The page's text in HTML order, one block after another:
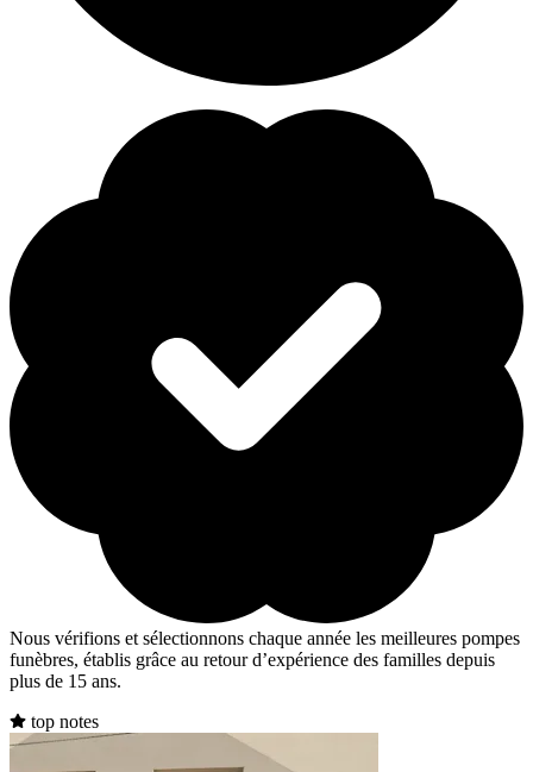
Nous vérifions et sélectionnons chaque année les meilleures pompes
funèbres, établis grâce au retour d’expérience des familles depuis
plus de 15 ans.
top notes